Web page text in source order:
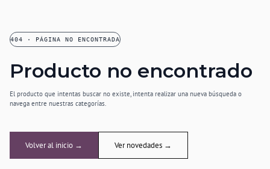
404 · PÁGINA NO ENCONTRADA
Producto no encontrado
El producto que intentas buscar no existe, intenta realizar una nueva búsqueda o
navega entre nuestras categorías.
Volver al inicio → Ver novedades →